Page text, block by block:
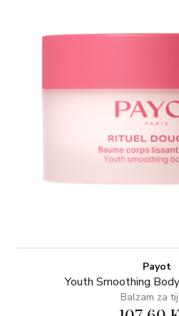
Payot
Youth Smoothing
Balzam za